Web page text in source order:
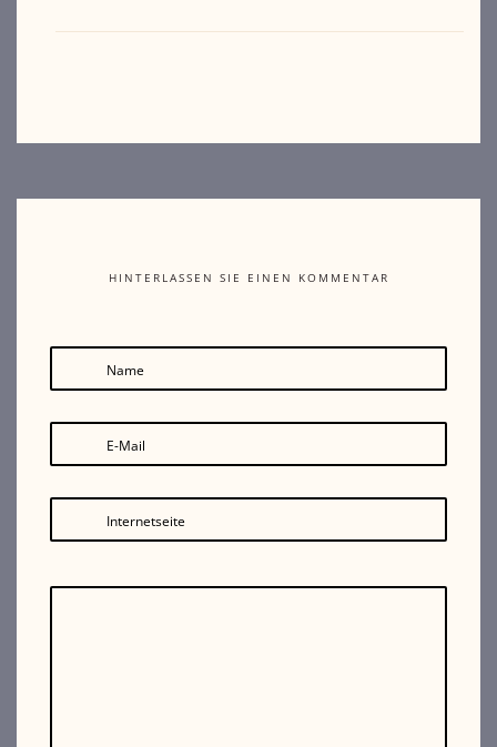
HINTERLASSEN SIE EINEN KOMMENTAR
Name
E-Mail
Internetseite